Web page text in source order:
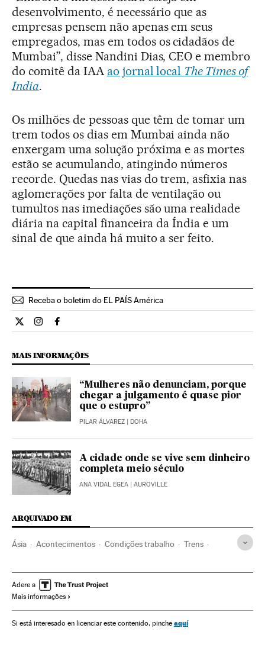
desenvolvimento, é necessário que as
empresas pensem não apenas em seus
empregados, mas em todos os cidadãos de
Mumbai”, disse Nandini Dias, CEO e membro
do comitê da IAA ao jornal local The Times of
India.
Os milhões de pessoas que têm de tomar um
trem todos os dias em Mumbai ainda não
enxergam uma solução próxima e as mortes
estão se acumulando, atingindo números
recorde. Quedas nas vias do trem, asfixia nas
aglomerações por falta de ventilação ou
tumultos nas imediações são uma realidade
diária na capital financeira da Índia e um
sinal de que ainda há muito a ser feito.
Receba o boletim do EL PAÍS América
Internacional El País Brasil en Twitter
Internacional El País Brasil en Instagram
Internacional El País Brasil en Facebook
MAIS INFORMAÇÕES
“Mulheres não denunciam, porque
chegar a julgamento é quase pior
que o estupro”
PILAR ÁLVAREZ | DOHA
A cidade onde se vive sem dinheiro
completa meio século
ANA VIDAL EGEA | AUROVILLE
ARQUIVADO EM
Ásia Acontecimentos Condições trabalho Trens
Problemas sociais Sociedade
Acidentes trabalhistas
Acidentes Riscos trabalhistas Pobreza
Adere a
Mais informações
Si está interesado en licenciar este contenido, pinche aquí